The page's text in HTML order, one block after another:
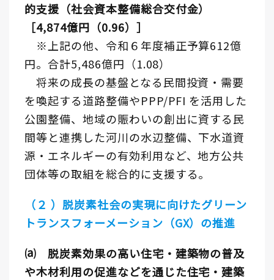
的支援（社会資本整備総合交付金）
［4,874億円（0.96）］
※上記の他、令和６年度補正予算612億
円。合計5,486億円（1.08）
将来の成長の基盤となる民間投資・需要
を喚起する道路整備やPPP/PFI を活用した
公園整備、地域の賑わいの創出に資する民
間等と連携した河川の水辺整備、下水道資
源・エネルギーの有効利用など、地方公共
団体等の取組を総合的に支援する。
（２ ）脱炭素社会の実現に向けたグリーン
トランスフォーメーション（GX）の推進
⒜ 脱炭素効果の高い住宅・建築物の普及
や木材利用の促進などを通じた住宅・建築